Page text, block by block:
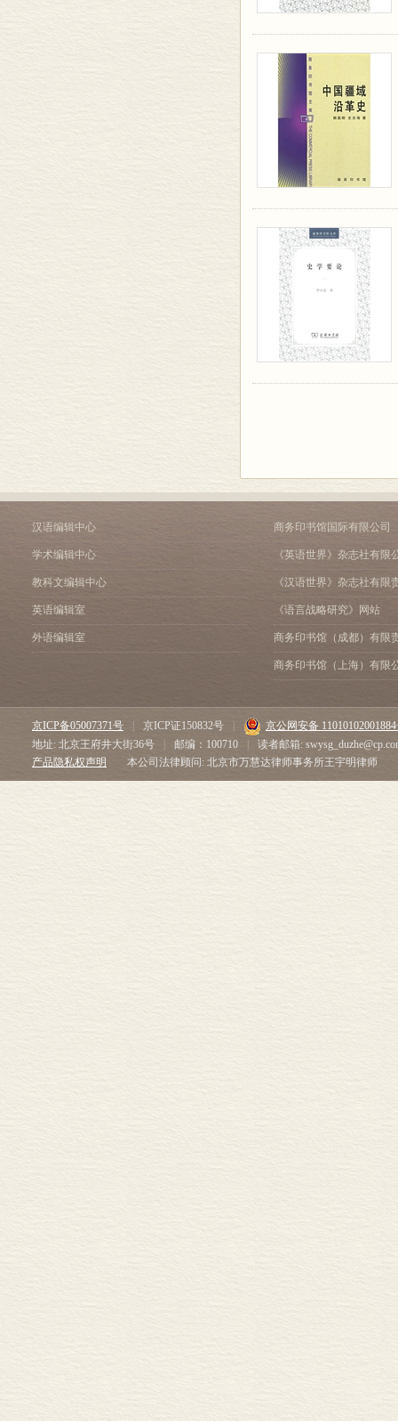
汉语编辑中心
学术编辑中心
教科文编辑中心
英语编辑室
外语编辑室
商务印书馆国际有限公司
《英语世界》杂志社有限
《汉语世界》杂志社有限
《语言战略研究》网站
商务印书馆（成都）有限
商务印书馆（上海）有限
京ICP备05007371号 京ICP证150832号
京公网安备
地址: 北京王府井大街36号
邮编：100710
读者邮箱:
产品隐私权声明
本公司法律顾问: 北京市万慧达律师事务所王宇明律师